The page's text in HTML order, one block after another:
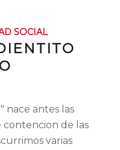
SOCIAL
nace antes las
contencion de las
varias